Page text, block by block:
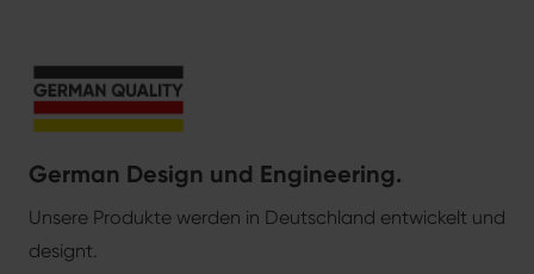
German Design und Engineering.
Unsere Produkte werden in Deutschland entwickelt und
designt.